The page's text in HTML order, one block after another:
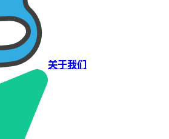
关于我们